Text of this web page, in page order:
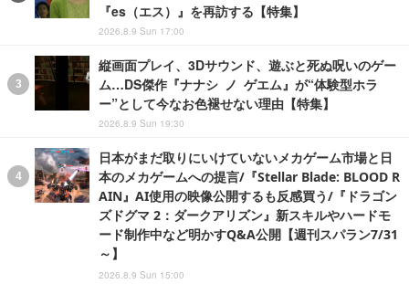
『es（エス）』を再訪する【特集】
2026.8.9 Sun 17:00
縦画面プレイ、3Dサウンド、遊ぶと死ぬ呪いのゲー
ム…DS傑作『ナナシ ノ ゲエム』が“体験型ホラ
ー”として今なお色褪せない理由【特集】
2026.8.9 Sun 19:30
日本がまだ取りにいけていないメカゲーム市場と日
本のメカゲームへの提言/『Stellar Blade: BLOOD R
AIN』AI使用の映像公開するも反感買う/『ドラゴン
ズドグマ 2：ダークアリズン』新スキルやハードモ
ード制作中など明かすQ&A公開【週刊スパラン7/31
～】
2026.8.9 Sun 15:00